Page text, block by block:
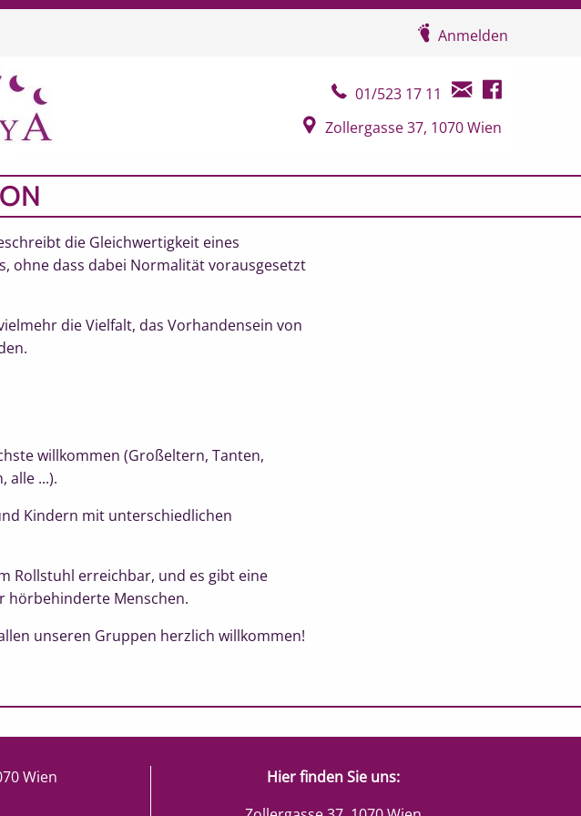
Anmelden
Telefonkontakt
01/523 17 11
E-Mail Kontakt
Facebook
Google Map
Zollergasse 37, 1070 Wien
die Gleichwertigkeit eines
ohne dass dabei Normalität vorausgesetzt
die Vielfalt, das Vorhandensein von
willkommen (Großeltern, Tanten,
alle ...).
Kindern mit unterschiedlichen
Rollstuhl erreichbar, und es gibt eine
hörbehinderte Menschen.
unseren Gruppen herzlich willkommen!
Wien
Hier finden Sie uns: